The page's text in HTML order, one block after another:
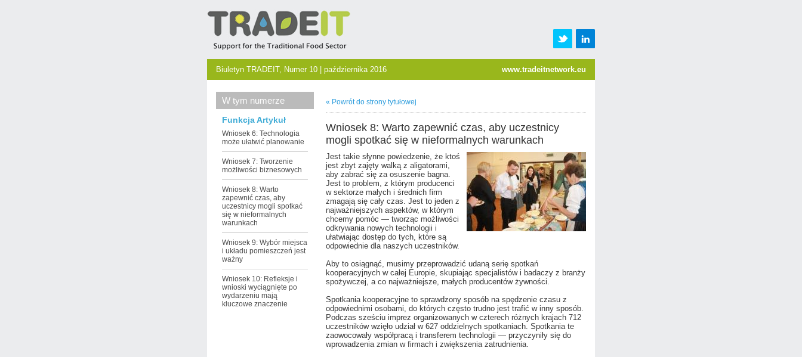
Biuletyn TRADEIT, Numer 10 | października 2016 www.tradeitnetwork.eu
W tym numerze
Funkcja Artykuł
Wniosek 6: Technologia
może ułatwić planowanie
Wniosek 7: Tworzenie
możliwości biznesowych
Wniosek 8: Warto
zapewnić czas, aby
uczestnicy mogli spotkać
się w nieformalnych
warunkach
Wniosek 9: Wybór miejsca
i układu pomieszczeń jest
ważny
Wniosek 10: Refleksje i
wnioski wyciągnięte po
wydarzeniu mają
kluczowe znaczenie
« Powrót do strony tytułowej
Wniosek 8: Warto zapewnić czas, aby uczestnicy
mogli spotkać się w nieformalnych warunkach
Jest takie słynne powiedzenie, że ktoś
jest zbyt zajęty walką z aligatorami,
aby zabrać się za osuszenie bagna.
Jest to problem, z którym producenci
w sektorze małych i średnich firm
zmagają się cały czas. Jest to jeden z
najważniejszych aspektów, w którym
chcemy pomóc — tworząc możliwości
odkrywania nowych technologii i
ułatwiając dostęp do tych, które są
odpowiednie dla naszych uczestników.
Aby to osiągnąć, musimy przeprowadzić udaną serię spotkań
kooperacyjnych w całej Europie, skupiając specjalistów i badaczy z branży
spożywczej, a co najważniejsze, małych producentów żywności.
Spotkania kooperacyjne to sprawdzony sposób na spędzenie czasu z
odpowiednimi osobami, do których często trudno jest trafić w inny sposób.
Podczas sześciu imprez organizowanych w czterech różnych krajach 712
uczestników wzięło udział w 627 oddzielnych spotkaniach. Spotkania te
zaowocowały współpracą i transferem technologii — przyczyniły się do
wprowadzenia zmian w firmach i zwiększenia zatrudnienia.